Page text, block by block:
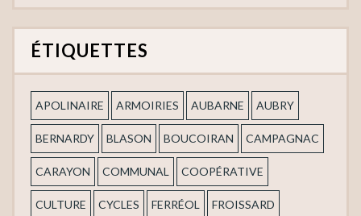
ÉTIQUETTES
APOLINAIRE ARMOIRIES AUBARNE AUBRY
BERNARDY BLASON BOUCOIRAN CAMPAGNAC
CARAYON COMMUNAL COOPÉRATIVE
CULTURE CYCLES FERRÉOL FROISSARD